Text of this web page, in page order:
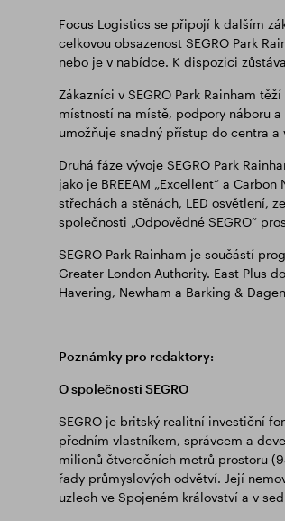
Focus Logistics se připojí k dalším
celkovou obsazenost SEGRO Park
nebo je v nabídce. K dispozici
Zákazníci v SEGRO Park Rainham
místností na místě, podpory náboru
umožňuje snadný přístup do centra a
Druhá fáze vývoje SEGRO Park
jako je BREEAM „Excellent“ a
střechách a stěnách, LED osvětlení,
společnosti „Odpovědné SEGRO“
SEGRO Park Rainham je součástí
Greater London Authority. East Plus
Havering, Newham a Barking &
Poznámky pro redaktory:
O společnosti SEGRO
SEGRO je britský realitní investiční
předním vlastníkem, správcem a
milionů čtverečních metrů prostoru
řady průmyslových odvětví. Její
uzlech ve Spojeném království a v